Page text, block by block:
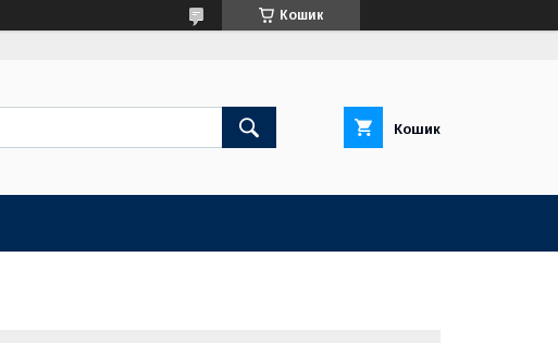
Кошик
Кошик